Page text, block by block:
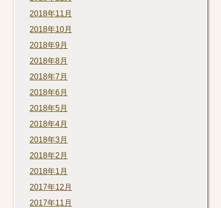
2018年11月
2018年10月
2018年9月
2018年8月
2018年7月
2018年6月
2018年5月
2018年4月
2018年3月
2018年2月
2018年1月
2017年12月
2017年11月